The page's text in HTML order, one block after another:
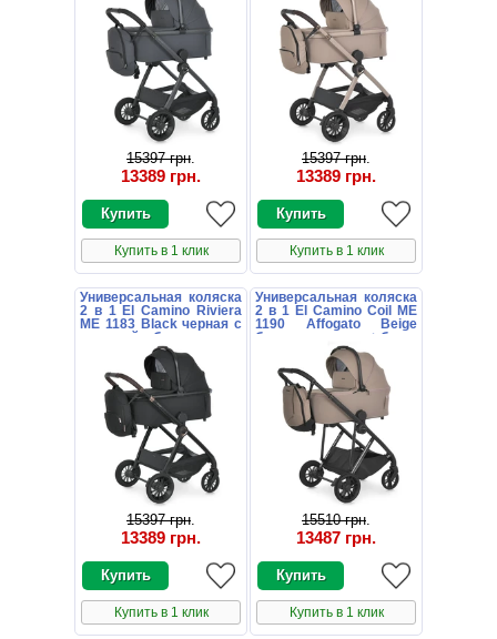
15397 грн.
13389 грн.
Купить в 1 клик
15397 грн.
13389 грн.
Купить в 1 клик
Универсальная коляска
2 в 1 El Camino Riviera
ME 1183 Black черная с
люлькой и блоком
15397 грн.
13389 грн.
Купить в 1 клик
Универсальная коляска
2 в 1 El Camino Coil ME
1190 Affogato Beige
бежевая люлька + блок
15510 грн.
13487 грн.
Купить в 1 клик